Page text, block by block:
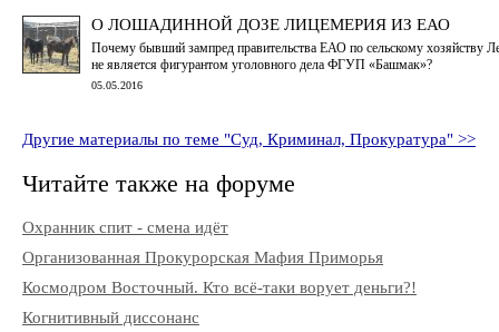
О ЛОШАДИННОЙ ДОЗЕ ЛИЦЕМЕРИЯ ИЗ ЕАО
Почему бывший зампред правительства ЕАО по сельскому хозяйству
не является фигурантом уголовного дела ФГУП «Башмак»?
05.05.2016
Другие материалы по теме "Суд, Криминал, Прокуратура" >>
Читайте также на форуме
Охранник спит - смена идёт
Организованная Прокурорская Мафия Приморья
Космодром Восточный. Кто всё-таки ворует деньги?!
Когнитивный диссонанс